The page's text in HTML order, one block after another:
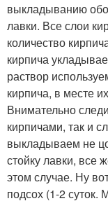
выкладыванию
лавки. Все слои
количество
кирпича
раствор
кирпича, в месте
Внимательно
кирпичами, так и
выкладываем не
стойку лавки, все
этом случае. Ну
подсох (1-2 суток.